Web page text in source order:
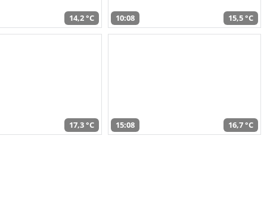
14,2 °C 10:08 15,5 °C
17,3 °C 15:08 16,7 °C